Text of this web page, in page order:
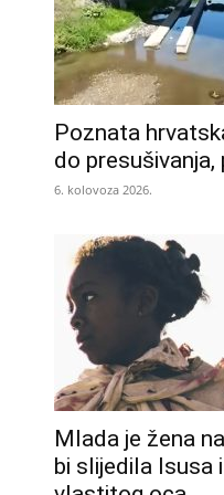
Poznata
do
6. kolovoza 2026.
Mlada je žena
bi slijedila Isusa